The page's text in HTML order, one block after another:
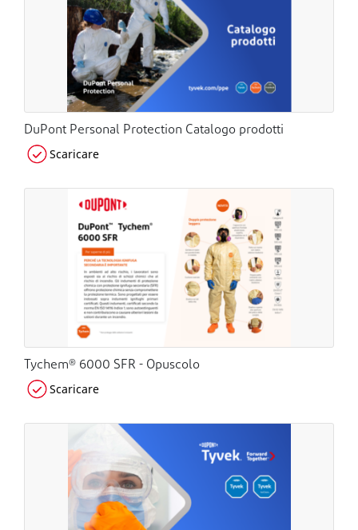
DuPont Personal Protection Catalogo prodotti
Scaricare
Tychem® 6000 SFR - Opuscolo
Scaricare